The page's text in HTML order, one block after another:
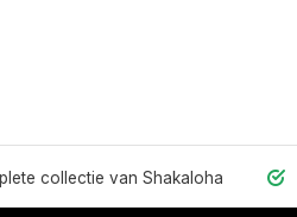
collectie van Shakaloha